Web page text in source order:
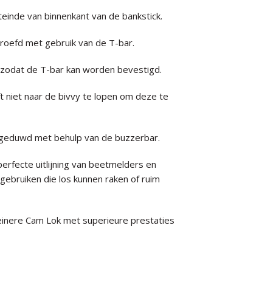
van binnenkant van de bankstick.
met gebruik van de T-bar.
de T-bar kan worden bevestigd.
naar de bivvy te lopen om deze te
met behulp van de buzzerbar.
uitlijning van beetmelders en
die los kunnen raken of ruim
Cam Lok met superieure prestaties